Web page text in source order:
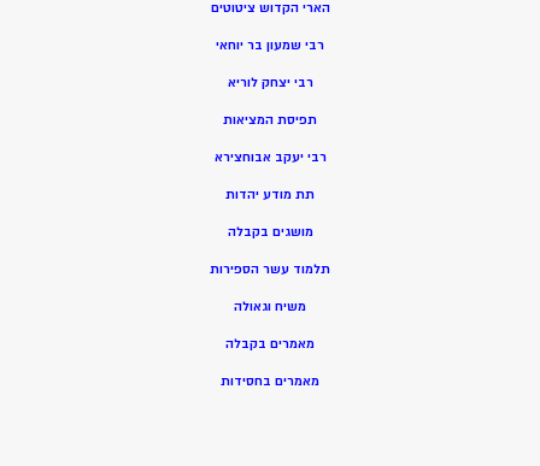
הארי הקדוש ציטוטים
רבי שמעון בר יוחאי
רבי יצחק לוריא
תפיסת המציאות
רבי יעקב אבוחצירא
תת מודע יהדות
מושגים בקבלה
תלמוד עשר הספירות
משיח וגאולה
מאמרים בקבלה
מאמרים בחסידות